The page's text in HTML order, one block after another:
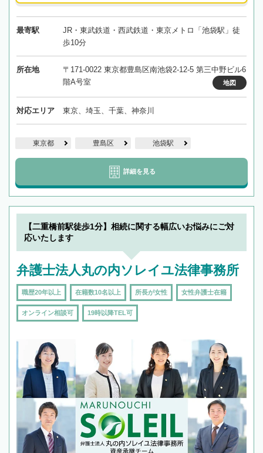
最寄駅
JR・東武鉄道・西武鉄道・東京メトロ「池袋駅」徒
歩10分
所在地
〒171-0022 東京都豊島区南池袋2-12-5 第三中野ビル6
階A号室
地図
対応エリア 東京、埼玉、千葉、神奈川
東京都 豊島区 池袋駅
詳細を見る
【二重橋前駅徒歩1分】相続に関する幅広いお悩みにご対
応いたします
弁護士法人丸の内ソレイユ法律事務所
職歴20年以上 在籍数10名以上 所長が女性 女性弁護士在籍
オンライン相談可 19時以降TEL可